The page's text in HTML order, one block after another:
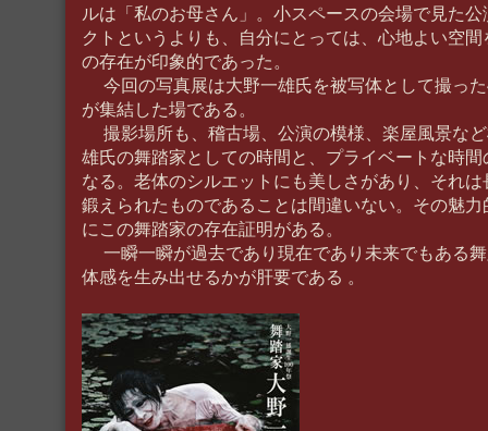
ルは「私のお母さん」。小スペースの会場で見た
クトというよりも、自分にとっては、心地よい空
の存在が印象的であった。
今回の写真展は大野一雄氏を被写体として撮っ
が集結した場である。
撮影場所も、稽古場、公演の模様、楽屋風景な
雄氏の舞踏家としての時間と、プライベートな時
なる。老体のシルエットにも美しさがあり、それ
鍛えられたものであることは間違いない。その魅
にこの舞踏家の存在証明がある。
一瞬一瞬が過去であり現在であり未来でもある
体感を生み出せるかが肝要である 。